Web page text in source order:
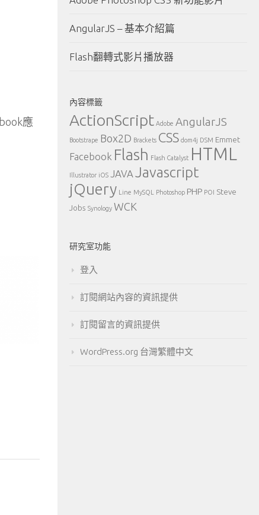
應
AngularJS – 基本介紹篇
Flash翻轉式影片播放器
內容標籤
ActionScript Adobe AngularJS
Bootstrape Box2D Brackets CSS dom4j DSM Emmet
Facebook Flash Flash Catalyst HTML
Illustrator iOS JAVA Javascript
jQuery Line MySQL Photoshop PHP POI Steve
Jobs Synology WCK
研究室功能
登入
訂閱網站內容的資訊提供
訂閱留言的資訊提供
WordPress.org 台灣繁體中文